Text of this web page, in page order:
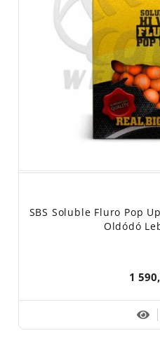
SBS Soluble Fluro Pop
Oldódó
1